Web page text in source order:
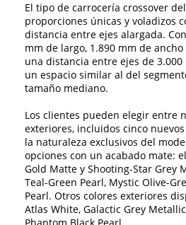
El tipo de carrocería crossover
proporciones únicas y voladizos
distancia entre ejes alargada.
mm de largo, 1.890 mm de
una distancia entre ejes de 3.000
un espacio similar al del
tamaño mediano.
Los clientes pueden elegir entre
exteriores, incluidos cinco
la naturaleza exclusivos del
opciones con un acabado mate:
Gold Matte y Shooting-Star Grey
Teal-Green Pearl, Mystic Olive-
Pearl. Otros colores exteriores
Atlas White, Galactic Grey